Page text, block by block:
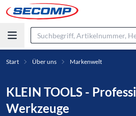
Start Über uns Markenwelt
KLEIN TOOLS -
Werkzeuge